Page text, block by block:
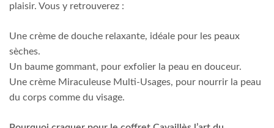
plaisir. Vous y retrouverez :
Une crème de douche relaxante, idéale pour les peaux
sèches.
Un baume gommant, pour exfolier la peau en douceur.
Une crème Miraculeuse Multi-Usages, pour nourrir la peau
du corps comme du visage.